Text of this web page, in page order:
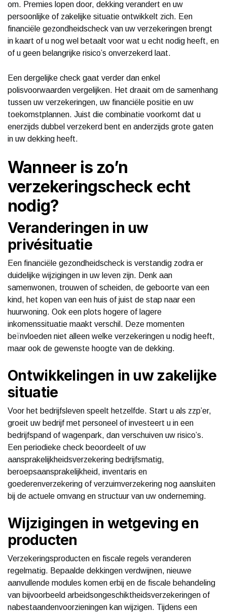
om. Premies lopen door, dekking verandert en uw
persoonlijke of zakelijke situatie ontwikkelt zich. Een
financiële gezondheidscheck van uw verzekeringen brengt
in kaart of u nog wel betaalt voor wat u echt nodig heeft, en
of u geen belangrijke risico’s onverzekerd laat.
Een dergelijke check gaat verder dan enkel
polisvoorwaarden vergelijken. Het draait om de samenhang
tussen uw verzekeringen, uw financiële positie en uw
toekomstplannen. Juist die combinatie voorkomt dat u
enerzijds dubbel verzekerd bent en anderzijds grote gaten
in uw dekking heeft.
Wanneer is zo’n
verzekeringscheck echt
nodig?
Veranderingen in uw
privésituatie
Een financiële gezondheidscheck is verstandig zodra er
duidelijke wijzigingen in uw leven zijn. Denk aan
samenwonen, trouwen of scheiden, de geboorte van een
kind, het kopen van een huis of juist de stap naar een
huurwoning. Ook een plots hogere of lagere
inkomenssituatie maakt verschil. Deze momenten
beïnvloeden niet alleen welke verzekeringen u nodig heeft,
maar ook de gewenste hoogte van de dekking.
Ontwikkelingen in uw zakelijke
situatie
Voor het bedrijfsleven speelt hetzelfde. Start u als zzp’er,
groeit uw bedrijf met personeel of investeert u in een
bedrijfspand of wagenpark, dan verschuiven uw risico’s.
Een periodieke check beoordeelt of uw
aansprakelijkheidsverzekering bedrijfsmatig,
beroepsaansprakelijkheid, inventaris en
goederenverzekering of verzuimverzekering nog aansluiten
bij de actuele omvang en structuur van uw onderneming.
Wijzigingen in wetgeving en
producten
Verzekeringsproducten en fiscale regels veranderen
regelmatig. Bepaalde dekkingen verdwijnen, nieuwe
aanvullende modules komen erbij en de fiscale behandeling
van bijvoorbeeld arbeidsongeschiktheidsverzekeringen of
nabestaandenvoorzieningen kan wijzigen. Tijdens een